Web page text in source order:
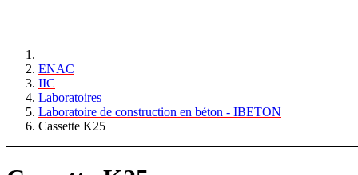
ENAC
IIC
Laboratoires
Laboratoire de construction en béton - IBETON
Cassette K25